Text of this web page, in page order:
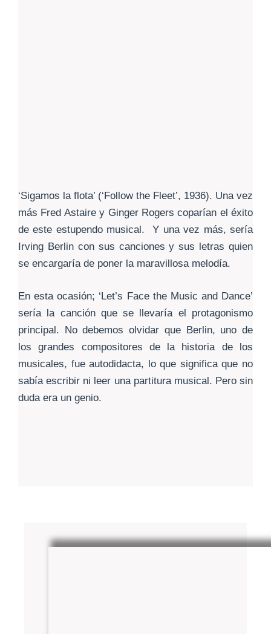
‘Sigamos la flota’ (‘Follow the Fleet’, 1936). Una vez
más Fred Astaire y Ginger Rogers coparían el éxito
de este estupendo musical. Y una vez más, sería
Irving Berlin con sus canciones y sus letras quien
se encargaría de poner la maravillosa melodía.
En esta ocasión; ‘Let’s Face the Music and Dance’
sería la canción que se llevaría el protagonismo
principal. No debemos olvidar que Berlin, uno de
los grandes compositores de la historia de los
musicales, fue autodidacta, lo que significa que no
sabía escribir ni leer una partitura musical. Pero sin
duda era un genio.